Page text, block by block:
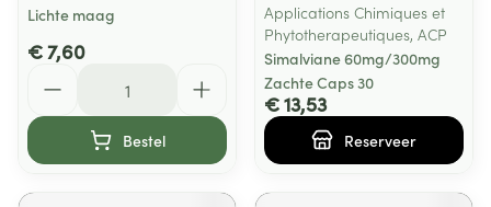
Lichte maag
€ 7,60
Bestel
Applications Chimiques et
Phytotherapeutiques, ACP
Simalviane 60mg/300mg
Zachte Caps 30
€ 13,53
Reserveer